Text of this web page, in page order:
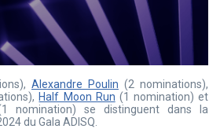
Alexandre Poulin (2 nominations),
Half Moon Run (1 nomination) et
nomination) se distinguent dans la
du Gala ADISQ.